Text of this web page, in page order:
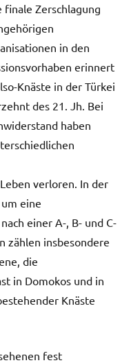
finale Zerschlagung
in den
erinnert
Knäste in der Türkei
des 21. Jh. Bei
haben
verloren. In der
eine
einer A-, B- und C-
zählen insbesondere
die
in Domokos und in
Knäste
fest